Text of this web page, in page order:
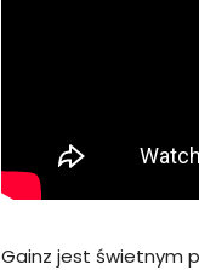
Gainz jest świetnym